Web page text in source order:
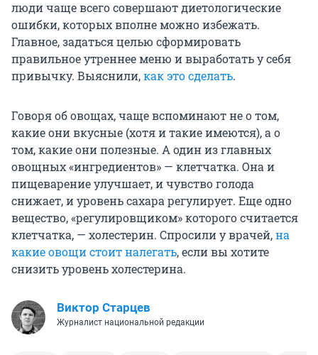
люди чаще всего совершают диетологические
ошибки, которых вполне можно избежать.
Главное, задаться целью сформировать
правильное утреннее меню и выработать у себя
привычку. Выяснили,как это сделать.
Говоря об овощах, чаще вспоминают не о том,
какие они вкусные (хотя и такие имеются), а о
том, какие они полезные. А один из главных
овощных «ингредиентов» — клетчатка. Она и
пищеварение улучшает, и чувство голода
снижает, и уровень сахара регулирует. Еще одно
вещество, «регулировщиком» которого считается
клетчатка, — холестерин. Спросили у врачей,на
какие овощи стоит налегать, если вы хотите
снизить уровень холестерина.
Виктор Старцев
Журналист национальной редакции